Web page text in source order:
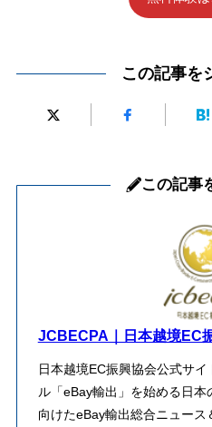
この記事を
この記事
JCBECPA｜日本越境EC
日本越境EC振興協会公式サ
ル「eBay輸出」を始める日
向けたeBay輸出総合ニュー